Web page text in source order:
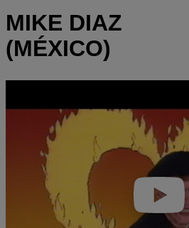
MIKE DIAZ
(MÉXICO)